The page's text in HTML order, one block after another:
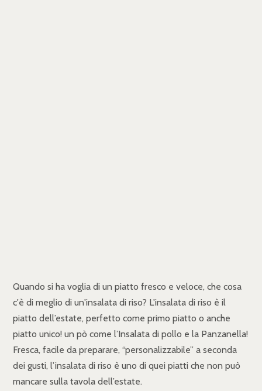
Quando si ha voglia di un piatto fresco e veloce, che cosa
c'è di meglio di un'insalata di riso? L'insalata di riso è il
piatto dell’estate, perfetto come primo piatto o anche
piatto unico! un pò come l’Insalata di pollo e la Panzanella!
Fresca, facile da preparare, “personalizzabile” a seconda
dei gusti, l’insalata di riso è uno di quei piatti che non può
mancare sulla tavola dell’estate.